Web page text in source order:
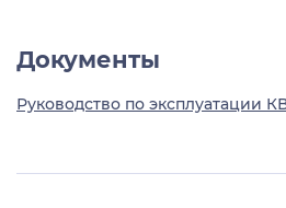
Документы
Руководство по эксплуатации